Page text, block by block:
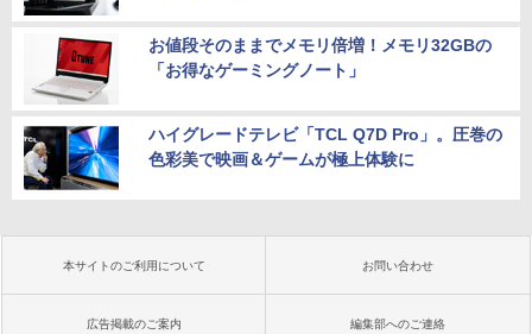
お値段そのままでメモリ倍増！メモリ32GBの
「お得なゲーミングノート」
ハイグレードテレビ「TCL Q7D Pro」。圧巻の
色彩美で映画＆ゲームが極上体験に
本サイトのご利用について お問い合わせ
広告掲載のご案内 編集部へのご連絡